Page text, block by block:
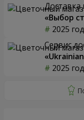
Доставка
«Выбор
2025 год
Сервис
2025 год